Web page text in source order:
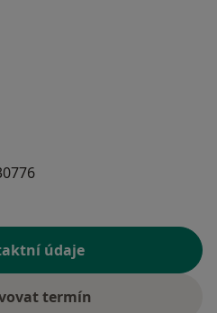
údaje
termín